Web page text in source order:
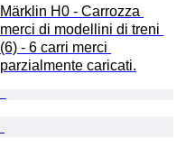
Märklin H0 - Carrozza
merci di modellini di treni
(6) - 6 carri merci
parzialmente caricati.